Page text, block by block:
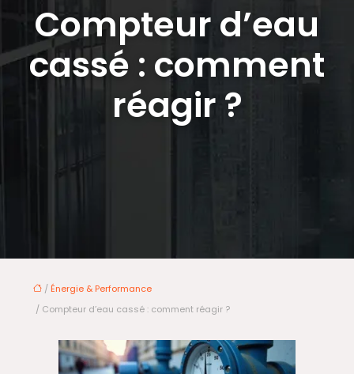
Compteur d’eau
cassé : comment
réagir ?
/ Énergie & Performance
/ Compteur d’eau cassé : comment réagir ?